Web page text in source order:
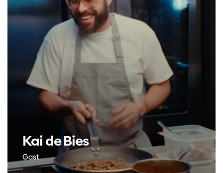
Kai de Bies
Gast